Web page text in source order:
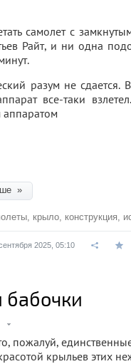
самолет с
Райт, и ни одна
разум не
все-таки
аппаратом
»
, крыло, конструкция,
2025, 05:10
пожалуй,
крыльев этих